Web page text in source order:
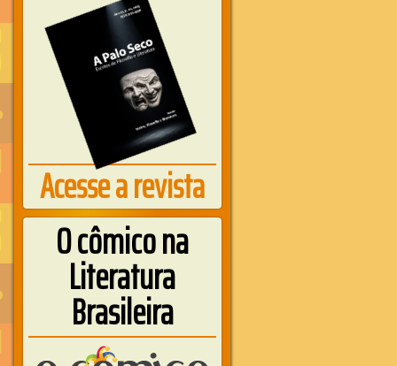
Acesse a revista
O cômico na
Literatura
Brasileira